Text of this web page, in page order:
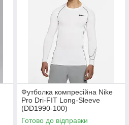
Футболка компресійна Nike
Pro Dri-FIT Long-Sleeve
(DD1990-100)
Готово до відправки